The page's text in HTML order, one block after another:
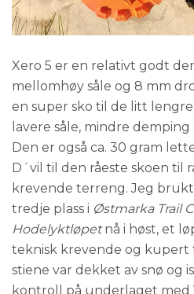
Xero 5 er en relativt godt
mellomhøy såle og 8 mm
en super sko til de litt
lavere såle, mindre
Den er også ca. 30 gram
D´vil til den råeste skoen til
krevende terreng. Jeg
tredje plass i Østmarka Trail
Hodelyktløpetnå i høst, et
teknisk krevende og kupert
stiene var dekket av snø og
kontroll på underlaget med